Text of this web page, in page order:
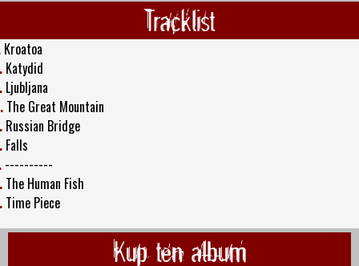
Tracklist
Kroatoa
Katydid
Ljubljana
The Great Mountain
Russian Bridge
Falls
----------
The Human Fish
Time Piece
Kup ten album